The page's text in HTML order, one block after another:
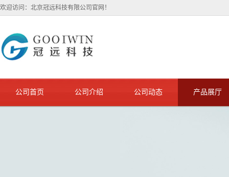
欢迎访问：北京冠远科技有限公司官网！
公司首页 公司介绍 公司动态 产品展厅